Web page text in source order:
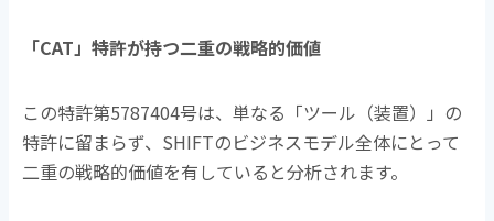
「CAT」特許が持つ二重の戦略的価値
この特許第5787404号は、単なる「ツール（装置）」の
特許に留まらず、 SHIFTのビジネスモデル全体にとって
二重の戦略的価値を有していると分析されます。